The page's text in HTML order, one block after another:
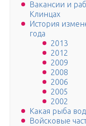
Вакансии и
Клинцах
История
года
2013
2012
2009
2008
2006
2005
2002
Какая рыба
Войсковые